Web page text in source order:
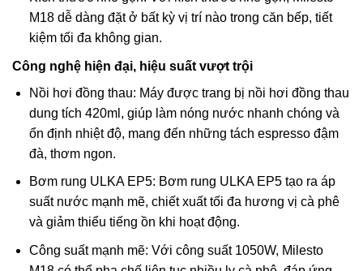
M18 dễ dàng đặt ở bất kỳ vị trí nào trong căn bếp, tiết
kiệm tối đa không gian.
Công nghệ hiện đại, hiệu suất vượt trội
Nồi hơi đồng thau: Máy được trang bị nồi hơi đồng thau
dung tích 420ml, giúp làm nóng nước nhanh chóng và
ổn định nhiệt độ, mang đến những tách espresso đậm
đà, thơm ngon.
Bơm rung ULKA EP5: Bơm rung ULKA EP5 tạo ra áp
suất nước mạnh mẽ, chiết xuất tối đa hương vị cà phê
và giảm thiểu tiếng ồn khi hoạt động.
Công suất mạnh mẽ: Với công suất 1050W, Milesto